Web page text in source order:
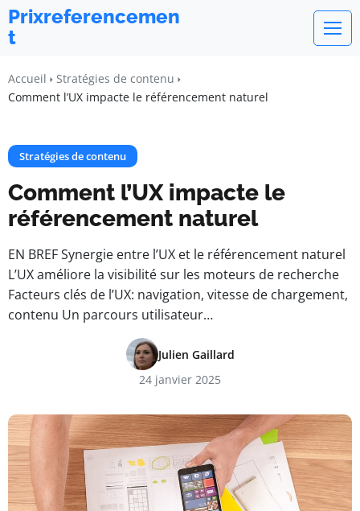
Prixreferencemen
t
Accueil
Stratégies de contenu
Comment l’UX impacte le référencement naturel
Stratégies de contenu
Comment l’UX impacte le
référencement naturel
EN BREF Synergie entre l’UX et le référencement naturel
L’UX améliore la visibilité sur les moteurs de recherche
Facteurs clés de l’UX: navigation, vitesse de chargement,
contenu Un parcours utilisateur…
Julien Gaillard
24 janvier 2025